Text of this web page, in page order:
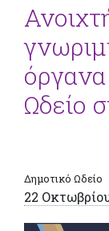
Ωδείο
Δημοτικό Ωδείο
22